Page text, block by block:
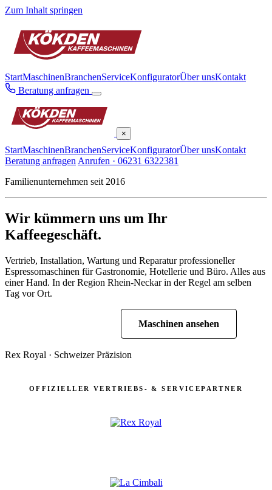
Zum Inhalt springen
StartMaschinenBranchenServiceKonfiguratorÜber unsKontakt
Beratung anfragen
×
StartMaschinenBranchenServiceKonfiguratorÜber unsKontakt
Beratung anfragen Anrufen · 06231 6322381
Familienunternehmen seit 2016
Wir kümmern uns um Ihr
Kaffeegeschäft.
Vertrieb, Installation, Wartung und Reparatur professioneller
Espressomaschinen für Gastronomie, Hotellerie und Büro. Alles aus
einer Hand. In der Region Rhein-Neckar in der Regel am selben
Tag vor Ort.
Maschinen ansehen
Rex Royal · Schweizer Präzision
OFFIZIELLER VERTRIEBS- & SERVICEPARTNER